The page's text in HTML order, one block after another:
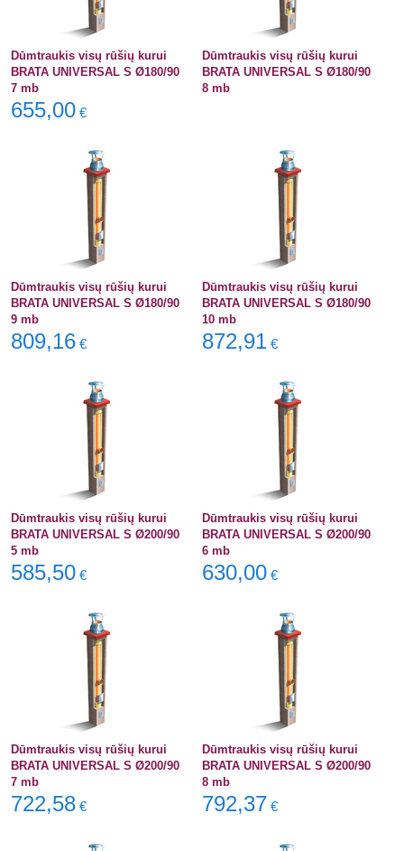
Dūmtraukis visų rūšių kurui
BRATA UNIVERSAL S Ø180/90
7 mb
655,00 €
Dūmtraukis visų rūšių kurui
BRATA UNIVERSAL S Ø180/90
8 mb
Dūmtraukis visų rūšių kurui
BRATA UNIVERSAL S Ø180/90
9 mb
809,16 €
Dūmtraukis visų rūšių kurui
BRATA UNIVERSAL S Ø180/90
10 mb
872,91 €
Dūmtraukis visų rūšių kurui
BRATA UNIVERSAL S Ø200/90
5 mb
585,50 €
Dūmtraukis visų rūšių kurui
BRATA UNIVERSAL S Ø200/90
6 mb
630,00 €
Dūmtraukis visų rūšių kurui
BRATA UNIVERSAL S Ø200/90
7 mb
722,58 €
Dūmtraukis visų rūšių kurui
BRATA UNIVERSAL S Ø200/90
8 mb
792,37 €